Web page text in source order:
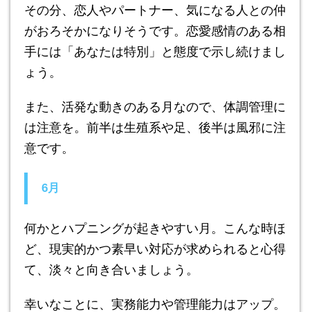
その分、恋人やパートナー、気になる人との仲
がおろそかになりそうです。恋愛感情のある相
手には「あなたは特別」と態度で示し続けまし
ょう。
また、活発な動きのある月なので、体調管理に
は注意を。前半は生殖系や足、後半は風邪に注
意です。
6月
何かとハプニングが起きやすい月。こんな時ほ
ど、現実的かつ素早い対応が求められると心得
て、淡々と向き合いましょう。
幸いなことに、実務能力や管理能力はアップ。